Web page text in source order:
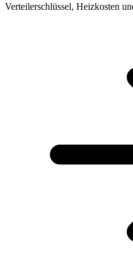
Verteilerschlüssel, Heizkosten